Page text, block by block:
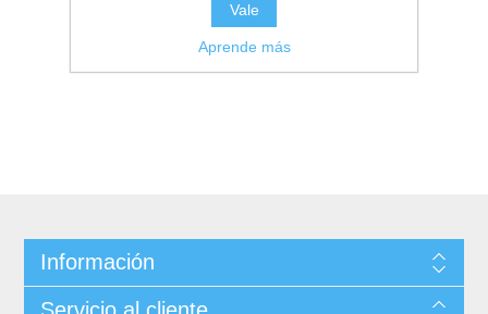
Información
Vale
Aprende más